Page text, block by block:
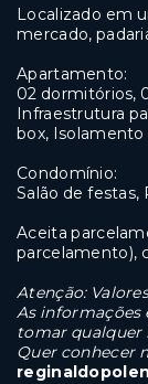
Localizado em
mercado,
Apartamento:
02 dormitórios,
Infraestrutura
box, Isolamento
Condomínio:
Salão de
Aceita
parcelamento),
Atenção:
As informações
tomar qualquer
Quer conhecer